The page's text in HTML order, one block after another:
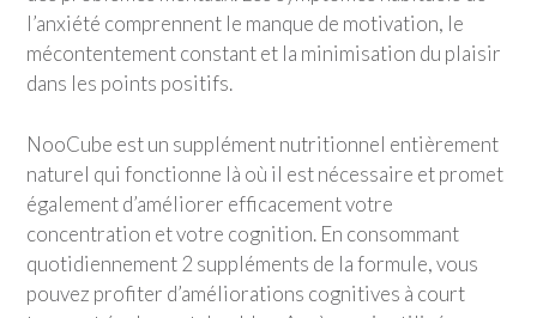
l’anxiété comprennent le manque de motivation, le
mécontentement constant et la minimisation du plaisir
dans les points positifs.
NooCube est un supplément nutritionnel entièrement
naturel qui fonctionne là où il est nécessaire et promet
également d’améliorer efficacement votre
concentration et votre cognition. En consommant
quotidiennement 2 suppléments de la formule, vous
pouvez profiter d’améliorations cognitives à court